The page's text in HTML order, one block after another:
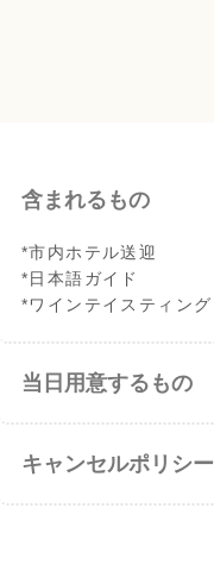
含まれるもの
*市内ホテル送迎
*日本語ガイド
*ワインテイスティング
当日用意するもの
キャンセルポリシー